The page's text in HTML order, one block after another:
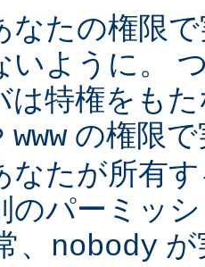
なたの権限
いように。
は特権をも
www の権限
なたが所有
のパーミッ
、 nobody が